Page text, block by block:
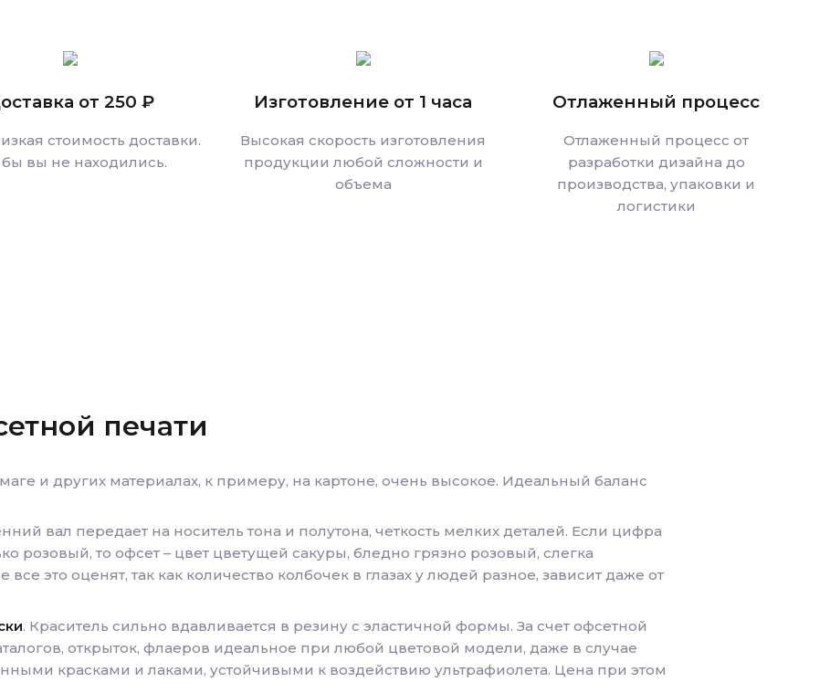
от 250 ₽
стоимость доставки.
бы вы не находились.
Изготовление от 1 часа
Высокая скорость изготовления
продукции любой сложности и
объема
Отлаженный процесс
Отлаженный процесс от
разработки дизайна до
производства, упаковки и
логистики
печати
и других материалах, к примеру, на картоне, очень высокое. Идеальный баланс
вал передает на носитель тона и полутона, четкость мелких деталей. Если цифра
розовый, то офсет – цвет цветущей сакуры, бледно грязно розовый, слегка
это оценят, так как количество колбочек в глазах у людей разное, зависит даже от
. Краситель сильно вдавливается в резину с эластичной формы. За счет офсетной
открыток, флаеров идеальное при любой цветовой модели, даже в случае
красками и лаками, устойчивыми к воздействию ультрафиолета. Цена при этом